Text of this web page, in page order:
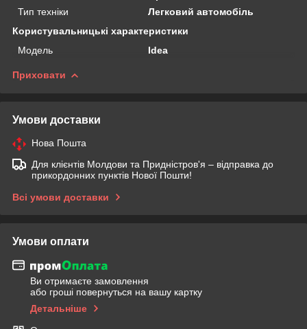
Тип техніки
Легковий автомобіль
Користувальницькі характеристики
Мoдель
Idea
Приховати
Умови доставки
Нова Пошта
Для клієнтів Молдови та Придністров'я – відправка до
прикордонних пунктів Нової Пошти!
Всі умови доставки
Умови оплати
Ви отримаєте замовлення
або гроші повернуться на вашу картку
Детальніше